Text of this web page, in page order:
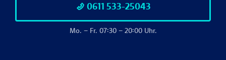
0611 533-25043
Mo. – Fr. 07:30 – 20:00 Uhr.